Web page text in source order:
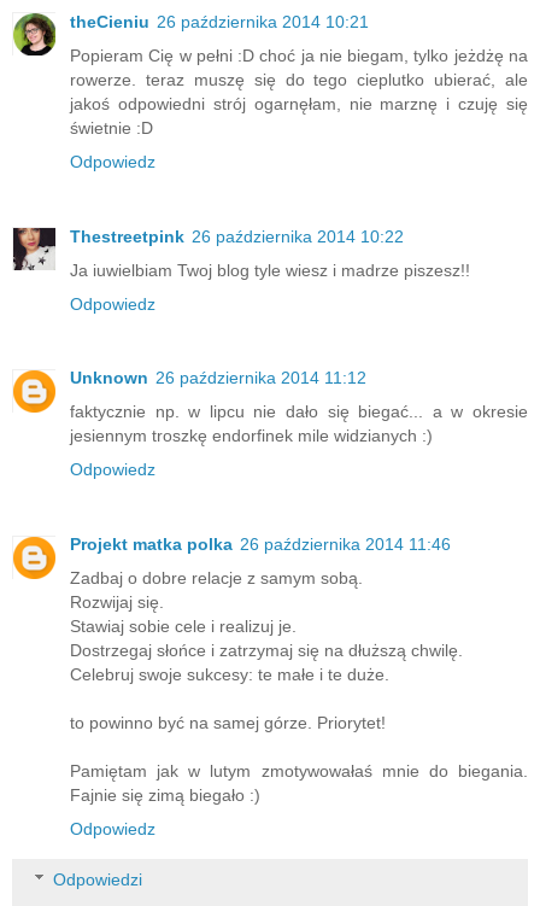
theCieniu 26 października 2014 10:21
Popieram Cię w pełni :D choć ja nie biegam, tylko jeżdżę na
rowerze. teraz muszę się do tego cieplutko ubierać, ale
jakoś odpowiedni strój ogarnęłam, nie marznę i czuję się
świetnie :D
Odpowiedz
Thestreetpink 26 października 2014 10:22
Ja iuwielbiam Twoj blog tyle wiesz i madrze piszesz!!
Odpowiedz
Unknown 26 października 2014 11:12
faktycznie np. w lipcu nie dało się biegać... a w okresie
jesiennym troszkę endorfinek mile widzianych :)
Odpowiedz
Projekt matka polka 26 października 2014 11:46
Zadbaj o dobre relacje z samym sobą.
Rozwijaj się.
Stawiaj sobie cele i realizuj je.
Dostrzegaj słońce i zatrzymaj się na dłuższą chwilę.
Celebruj swoje sukcesy: te małe i te duże.
to powinno być na samej górze. Priorytet!
Pamiętam jak w lutym zmotywowałaś mnie do biegania.
Fajnie się zimą biegało :)
Odpowiedz
Odpowiedzi